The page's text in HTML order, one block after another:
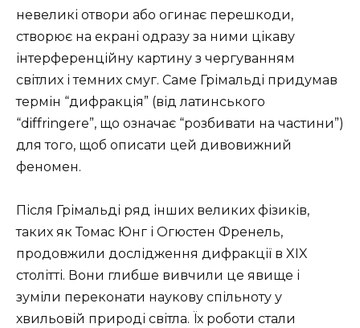
невеликі отвори або огинає перешкоди,
створює на екрані одразу за ними цікаву
інтерференційну картину з чергуванням
світлих і темних смуг. Саме Грімальді придумав
термін “дифракція” (від латинського
“diffringere”, що означає “розбивати на частини”)
для того, щоб описати цей дивовижний
феномен.
Після Грімальді ряд інших великих фізиків,
таких як Томас Юнг і Огюстен Френель,
продовжили дослідження дифракції в XIX
столітті. Вони глибше вивчили це явище і
зуміли переконати наукову спільноту у
хвильовій природі світла. Їх роботи стали